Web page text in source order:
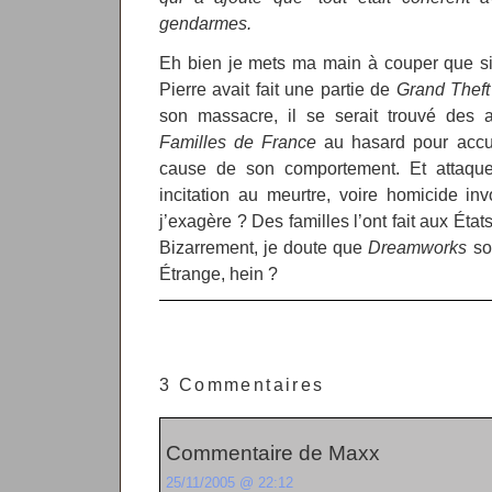
gendarmes.
Eh bien je mets ma main à couper que
Pierre avait fait une partie de Grand
son massacre, il se serait trouvé des
Familles de France au hasard pour
cause de son comportement. Et
incitation au meurtre, voire homicide
j’exagère ? Des familles l’ont fait aux
Bizarrement, je doute queDreamworks
Étrange, hein ?
3 Commentaires
Commentaire de Maxx
25/11/2005 @ 22:12